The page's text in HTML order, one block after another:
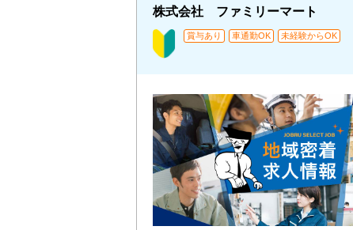
株式会社 ファミリーマート
賞与あり 車通勤OK 未経験からOK